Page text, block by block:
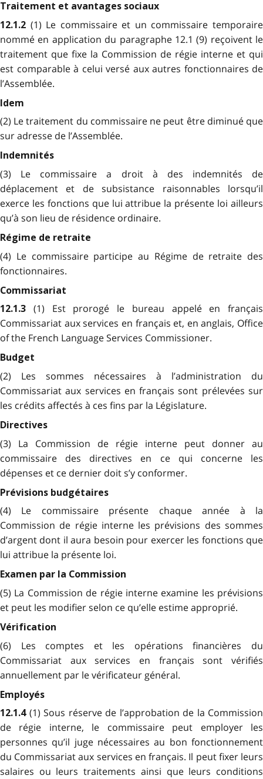
Traitement et avantages sociaux
12.1.2 (1) Le commissaire et un commissaire temporaire
nommé en application du paragraphe 12.1 (9) reçoivent le
traitement que fixe la Commission de régie interne et qui
est comparable à celui versé aux autres fonctionnaires de
l’Assemblée.
Idem
(2) Le traitement du commissaire ne peut être diminué que
sur adresse de l’Assemblée.
Indemnités
(3) Le commissaire a droit à des indemnités de
déplacement et de subsistance raisonnables lorsqu’il
exerce les fonctions que lui attribue la présente loi ailleurs
qu’à son lieu de résidence ordinaire.
Régime de retraite
(4) Le commissaire participe au Régime de retraite des
fonctionnaires.
Commissariat
12.1.3 (1) Est prorogé le bureau appelé en français
Commissariat aux services en français et, en anglais, Office
of the French Language Services Commissioner.
Budget
(2) Les sommes nécessaires à l’administration du
Commissariat aux services en français sont prélevées sur
les crédits affectés à ces fins par la Législature.
Directives
(3) La Commission de régie interne peut donner au
commissaire des directives en ce qui concerne les
dépenses et ce dernier doit s’y conformer.
Prévisions budgétaires
(4) Le commissaire présente chaque année à la
Commission de régie interne les prévisions des sommes
d’argent dont il aura besoin pour exercer les fonctions que
lui attribue la présente loi.
Examen par la Commission
(5) La Commission de régie interne examine les prévisions
et peut les modifier selon ce qu’elle estime approprié.
Vérification
(6) Les comptes et les opérations financières du
Commissariat aux services en français sont vérifiés
annuellement par le vérificateur général.
Employés
12.1.4 (1) Sous réserve de l’approbation de la Commission
de régie interne, le commissaire peut employer les
personnes qu’il juge nécessaires au bon fonctionnement
du Commissariat aux services en français. Il peut fixer leurs
salaires ou leurs traitements ainsi que leurs conditions